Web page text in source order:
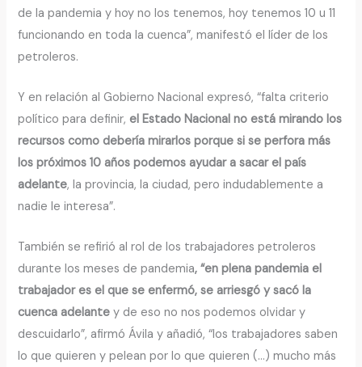
de la pandemia y hoy no los tenemos, hoy tenemos 10 u 11
funcionando en toda la cuenca”, manifestó el líder de los
petroleros.
Y en relación al Gobierno Nacional expresó, “falta criterio
político para definir,el Estado Nacional no está mirando los
recursos como debería mirarlos porque si se perfora más
los próximos 10 años podemos ayudar a sacar el país
adelante, la provincia, la ciudad, pero indudablemente a
nadie le interesa”.
También se refirió al rol de los trabajadores petroleros
durante los meses de pandemia, “en plena pandemia el
trabajador es el que se enfermó, se arriesgó y sacó la
cuenca adelantey de eso no nos podemos olvidar y
descuidarlo”, afirmó Ávila y añadió, “los trabajadores saben
lo que quieren y pelean por lo que quieren (…) mucho más